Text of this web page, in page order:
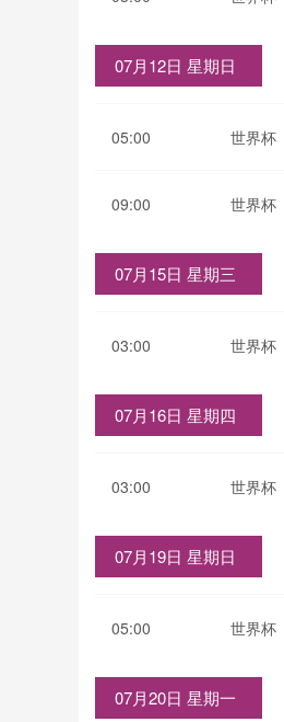
07月12日 星期日
05:00 世界杯
09:00 世界杯
07月15日 星期三
03:00 世界杯
07月16日 星期四
03:00 世界杯
07月19日 星期日
05:00 世界杯
07月20日 星期一